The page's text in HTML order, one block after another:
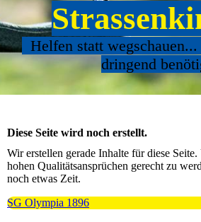
Helfen statt
dringend
Diese Seite wird noch erstellt.
Wir erstellen gerade Inhalte für diese
hohen Qualitätsansprüchen gerecht zu
noch etwas Zeit.
SG Olympia 1896